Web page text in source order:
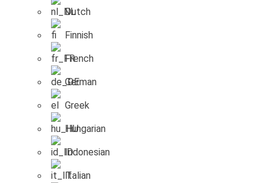
Dutch
Finnish
French
German
Greek
Hungarian
Indonesian
Italian